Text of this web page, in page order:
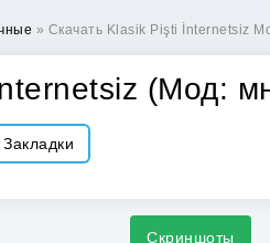
» Скачать Klasik Pişti İnternetsiz
(Мод:
Закладки
Скриншоты